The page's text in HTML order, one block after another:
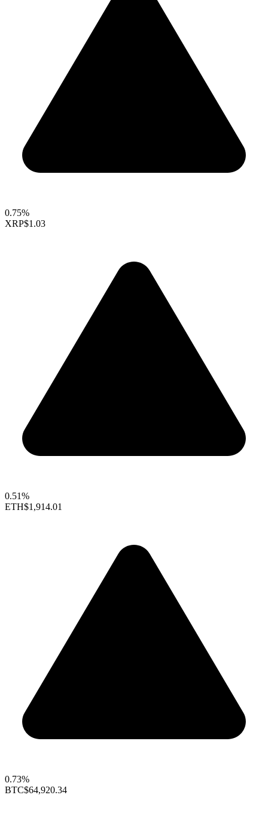
0.75%
XRP$1.03
0.51%
ETH$1,914.01
0.73%
BTC$64,920.34